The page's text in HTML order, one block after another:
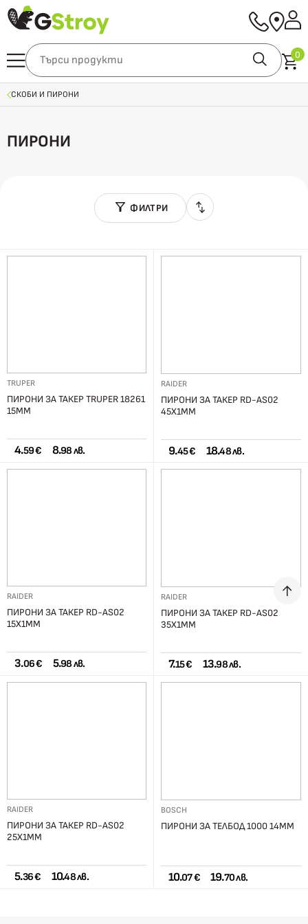
0
СКОБИ И ПИРОНИ
ПИРОНИ
ФИЛТРИ
TRUPER
ПИРОНИ ЗА ТАКЕР TRUPER 18261
15ММ
4.59 € 8.98 лв.
RAIDER
ПИРОНИ ЗА ТАКЕР RD-AS02
45Х1ММ
9.45 € 18.48 лв.
RAIDER
ПИРОНИ ЗА ТАКЕР RD-AS02
15Х1ММ
3.06 € 5.98 лв.
RAIDER
ПИРОНИ ЗА ТАКЕР RD-AS02
35Х1ММ
7.15 € 13.98 лв.
RAIDER
ПИРОНИ ЗА ТАКЕР RD-AS02
25Х1ММ
5.36 € 10.48 лв.
BOSCH
ПИРОНИ ЗА ТЕЛБОД 1000 14ММ
10.07 € 19.70 лв.